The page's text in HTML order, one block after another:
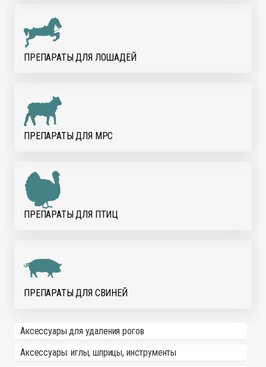
ПРЕПАРАТЫ ДЛЯ ЛОШАДЕЙ
ПРЕПАРАТЫ ДЛЯ МРС
ПРЕПАРАТЫ ДЛЯ ПТИЦ
ПРЕПАРАТЫ ДЛЯ СВИНЕЙ
Аксессуары для удаления рогов
Аксессуары: иглы, шприцы, инструменты